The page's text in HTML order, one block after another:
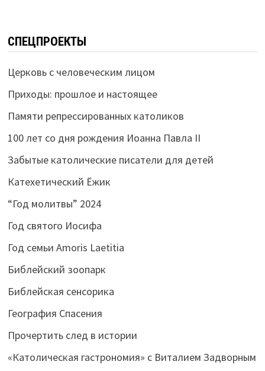
СПЕЦПРОЕКТЫ
Церковь с человеческим лицом
Приходы: прошлое и настоящее
Памяти репрессированных католиков
100 лет со дня рождения Иоанна Павла II
Забытые католические писатели для детей
Катехетический Ёжик
“Год молитвы” 2024
Год святого Иосифа
Год семьи Amoris Laetitia
Библейский зоопарк
Библейская сенсорика
География Спасения
Прочертить след в истории
«Католическая гастрономия» с Виталием Задворным